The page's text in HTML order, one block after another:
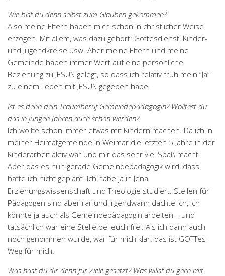
Wie bist du denn selbst zum Glauben gekommen?
Also meine Eltern haben mich schon in christlicher Weise
erzogen. Mit allem, was dazu gehört: Gottesdienst, Kinder-
und Jugendkreise usw. Aber meine Eltern und meine
Gemeinde haben immer Wert auf eine persönliche
Beziehung zu JESUS gelegt, so dass ich relativ früh mein “Ja”
zu einem Leben mit JESUS gegeben habe.
Ist es denn dein Traumberuf Gemeindepädagogin? Wolltest du
das in jungen Jahren auch schon werden?
Ich wollte schon immer etwas mit Kindern machen. Da ich in
meiner Heimatgemeinde in Weimar die letzten 5 Jahre in der
Kinderarbeit aktiv war und mir das sehr viel Spaß macht.
Aber das es nun gerade Gemeindepädagogik wird, dass
hatte ich nicht geplant. Ich habe ja in Jena
Erziehungswissenschaft und Theologie studiert. Stellen für
Pädagogen sind aber rar und irgendwann dachte ich, ich
könnte ja auch als Gemeindepädagogin arbeiten – und
tatsächlich war eine Stelle bei euch frei. Als ich dann auch
noch genommen wurde, war für mich klar: das ist GOTTes
Weg für mich.
Was hast du dir denn für Ziele gesetzt? Was willst du gern mit